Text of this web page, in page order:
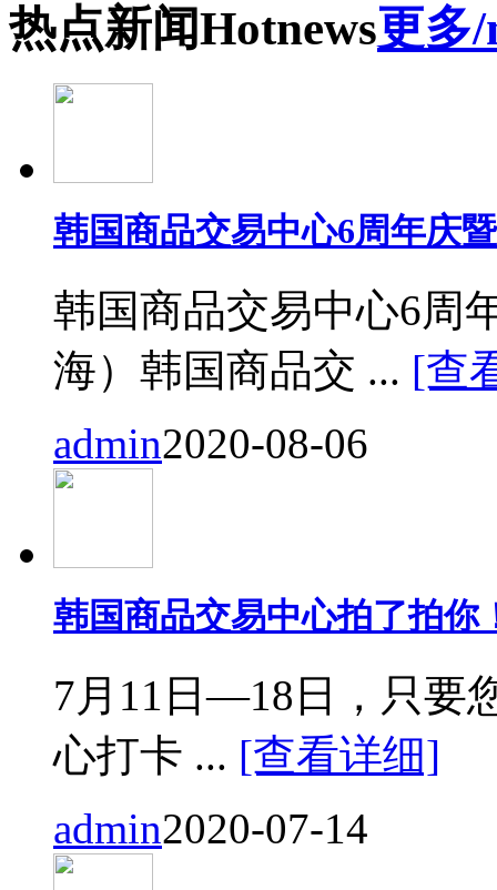
热点新闻Hotnews更多
韩国商品交易中心6周年庆
韩国商品交易中心6周
海）韩国商品交 ... [查
admin2020-08-06
韩国商品交易中心拍了拍你
7月11日—18日，只要
心打卡 ... [查看详细]
admin2020-07-14